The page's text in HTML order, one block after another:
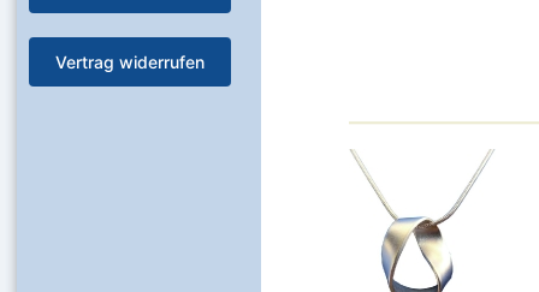
Vertrag widerrufen